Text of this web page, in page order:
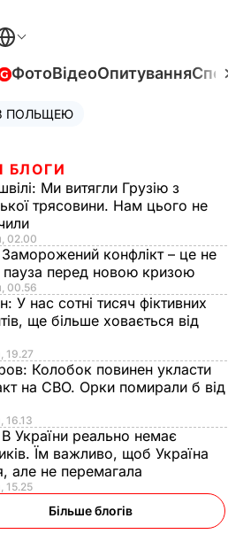
ФотоВідеоОпитування
ПОЛЬЩЕЮ
БЛОГИ
Ми витягли Грузію з
трясовини. Нам цього не
02.00
Заморожений конфлікт – це не
перед новою кризою
00.56
У нас сотні тисяч фіктивних
ще більше ховається від
19.27
Колобок повинен укласти
на СВО. Орки помирали б від
16.13
В України реально немає
Їм важливо, щоб Україна
але не перемагала
15.25
Більше блогів